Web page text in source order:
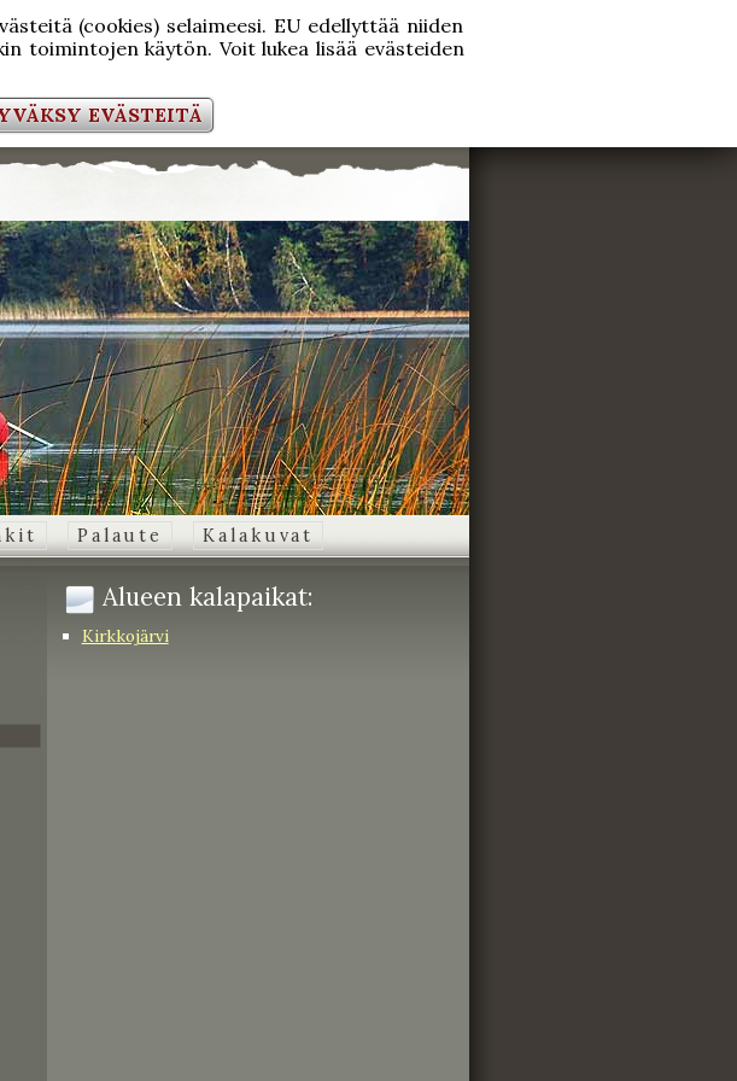
(cookies) selaimeesi. EU edellyttää niiden
toimintojen käytön. Voit lukea lisää evästeiden
EVÄSTEITÄ
Palaute Kalakuvat
Alueen kalapaikat:
Kirkkojärvi